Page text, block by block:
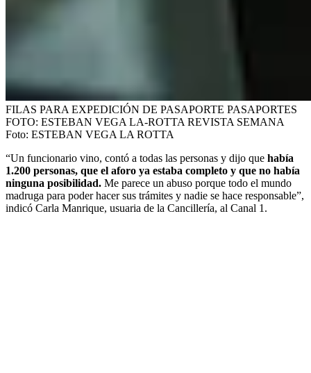
FILAS PARA EXPEDICIÓN DE PASAPORTE PASAPORTES
FOTO: ESTEBAN VEGA LA-ROTTA REVISTA SEMANA
Foto: ESTEBAN VEGA LA ROTTA
“Un funcionario vino, contó a todas las personas y dijo que había
1.200 personas, que el aforo ya estaba completo y que no había
ninguna posibilidad. Me parece un abuso porque todo el mundo
madruga para poder hacer sus trámites y nadie se hace responsable”,
indicó Carla Manrique, usuaria de la Cancillería, al Canal 1.